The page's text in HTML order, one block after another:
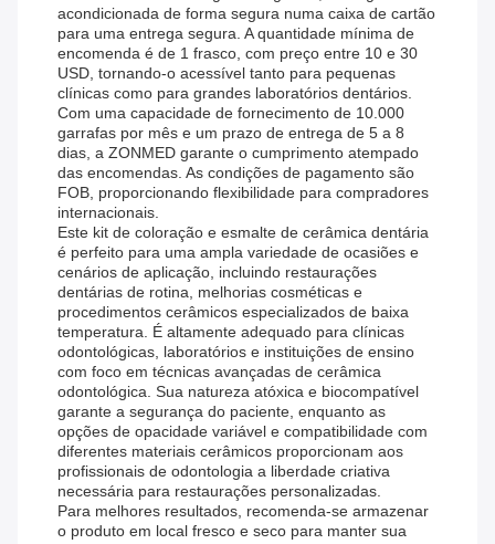
acondicionada de forma segura numa caixa de cartão
para uma entrega segura. A quantidade mínima de
encomenda é de 1 frasco, com preço entre 10 e 30
USD, tornando-o acessível tanto para pequenas
clínicas como para grandes laboratórios dentários.
Com uma capacidade de fornecimento de 10.000
garrafas por mês e um prazo de entrega de 5 a 8
dias, a ZONMED garante o cumprimento atempado
das encomendas. As condições de pagamento são
FOB, proporcionando flexibilidade para compradores
internacionais.
Este kit de coloração e esmalte de cerâmica dentária
é perfeito para uma ampla variedade de ocasiões e
cenários de aplicação, incluindo restaurações
dentárias de rotina, melhorias cosméticas e
procedimentos cerâmicos especializados de baixa
temperatura. É altamente adequado para clínicas
odontológicas, laboratórios e instituições de ensino
com foco em técnicas avançadas de cerâmica
odontológica. Sua natureza atóxica e biocompatível
garante a segurança do paciente, enquanto as
opções de opacidade variável e compatibilidade com
diferentes materiais cerâmicos proporcionam aos
profissionais de odontologia a liberdade criativa
necessária para restaurações personalizadas.
Para melhores resultados, recomenda-se armazenar
o produto em local fresco e seco para manter sua